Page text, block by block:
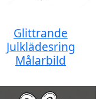
Glittrande
Julklädesring
Målarbild